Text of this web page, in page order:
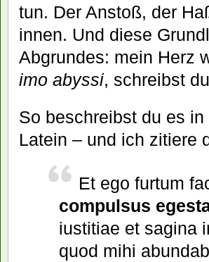
tun. Der Anstoß, der
innen. Und diese
Abgrundes: mein Herz
imo abyssi, schreibst
So beschreibst du es
Latein – und ich zitiere
Et ego furtum
compulsus
iustitiae et sagina
quod mihi